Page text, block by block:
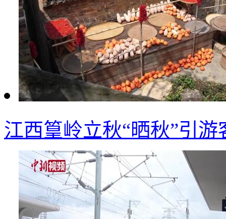
江西篁岭立秋“晒秋”引游